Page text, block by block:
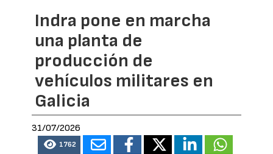
Indra pone en marcha
una planta de
producción de
vehículos militares en
Galicia
31/07/2026
1762